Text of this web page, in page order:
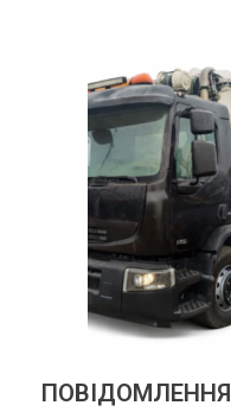
ПОВІДОМЛЕННЯ